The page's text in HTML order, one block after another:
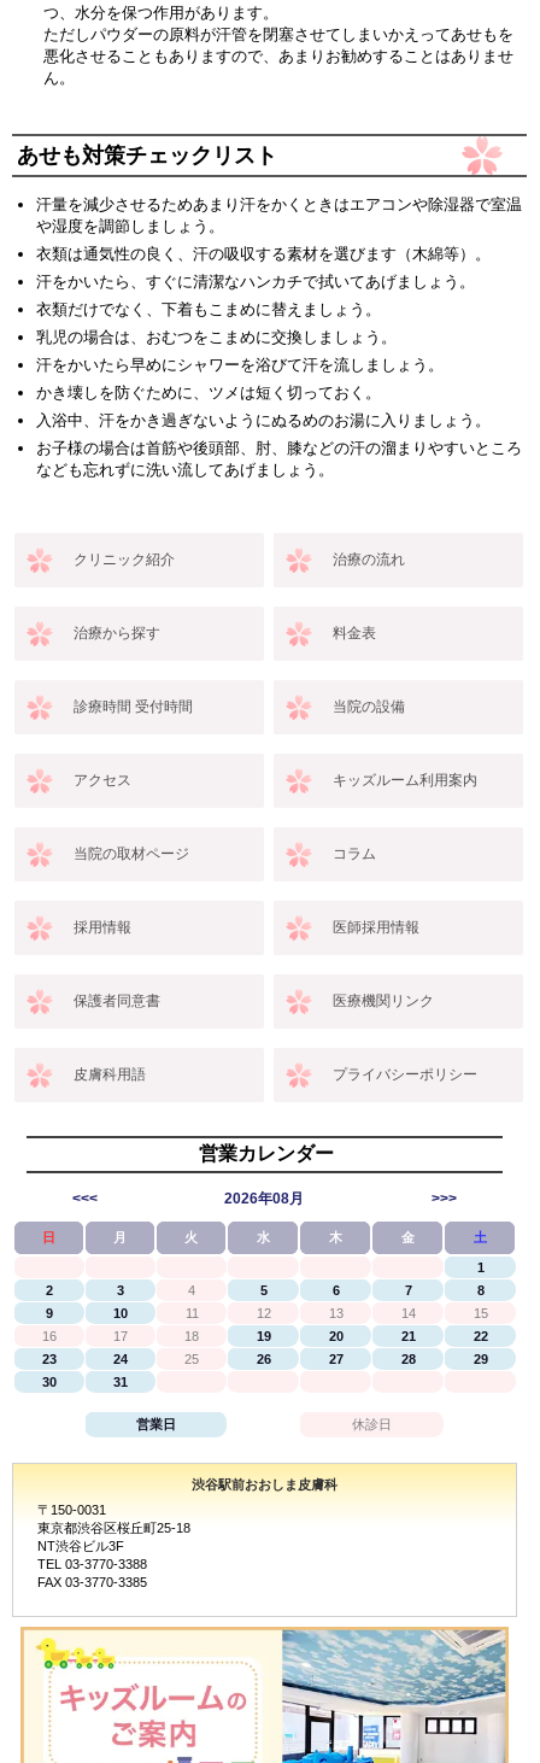
つ、水分を保つ作用があります。
ただしパウダーの原料が汗管を閉塞させてしまいかえってあせもを
悪化させることもありますので、あまりお勧めすることはありませ
ん。
あせも対策チェックリスト
汗量を減少させるためあまり汗をかくときはエアコンや除湿器で室温
や湿度を調節しましょう。
衣類は通気性の良く、汗の吸収する素材を選びます（木綿等）。
汗をかいたら、すぐに清潔なハンカチで拭いてあげましょう。
衣類だけでなく、下着もこまめに替えましょう。
乳児の場合は、おむつをこまめに交換しましょう。
汗をかいたら早めにシャワーを浴びて汗を流しましょう。
かき壊しを防ぐために、ツメは短く切っておく。
入浴中、汗をかき過ぎないようにぬるめのお湯に入りましょう。
お子様の場合は首筋や後頭部、肘、膝などの汗の溜まりやすいところ
なども忘れずに洗い流してあげましょう。
クリニック紹介 治療の流れ
治療から探す 料金表
診療時間 受付時間 当院の設備
アクセス キッズルーム利用案内
当院の取材ページ コラム
採用情報 医師採用情報
保護者同意書 医療機関リンク
皮膚科用語 プライバシーポリシー
営業カレンダー
<<< 2026年08月 >>>
日 月 火 水 木 金 土
1
2
3 4 5 6 7
8
9
10 11 12 13 14
15
16
17 18 19 20 21
22
23
24 25 26 27 28
29
30
31
営業日 休診日
渋谷駅前おおしま皮膚科
〒150-0031
東京都渋谷区桜丘町25-18
NT渋谷ビル3F
TEL 03-3770-3388
FAX 03-3770-3385